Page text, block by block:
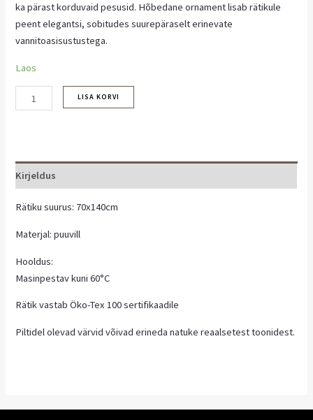
ka pärast korduvaid pesusid. Hõbedane ornament lisab rätikule
peent elegantsi, sobitudes suurepäraselt erinevate
vannitoasisustustega.
Laos
LISA KORVI
Kirjeldus
Rätiku suurus: 70x140cm
Materjal: puuvill
Hooldus:
Masinpestav kuni 60°C
Rätik vastab Öko-Tex 100 sertifikaadile
Piltidel olevad värvid võivad erineda natuke reaalsetest toonidest.